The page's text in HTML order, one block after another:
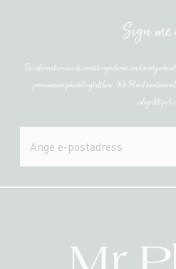
Sign
Få information om de senaste nyheterna, unika
prenumerera på vårt nyhetsbrev. Mr Plant hanterar